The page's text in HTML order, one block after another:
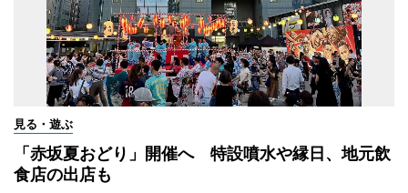
見る・遊ぶ
「赤坂夏おどり」開催へ 特設噴水や縁日、地元飲
食店の出店も